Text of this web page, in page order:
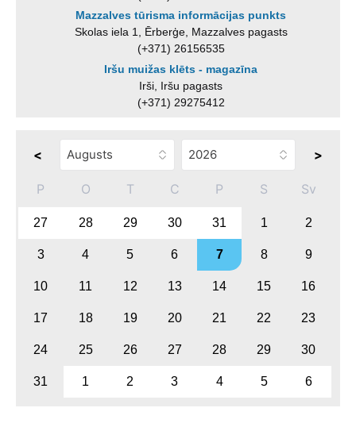
Mazzalves tūrisma informācijas punkts
Skolas iela 1, Ērberģe, Mazzalves pagasts
(+371) 26156535
Iršu muižas klēts - magazīna
Irši, Iršu pagasts
(+371) 29275412
< >
P O T C P S Sv
27 28 29 30 31 1 2
3 4 5 6 7 8 9
10 11 12 13 14 15 16
17 18 19 20 21 22 23
24 25 26 27 28 29 30
31 1 2 3 4 5 6